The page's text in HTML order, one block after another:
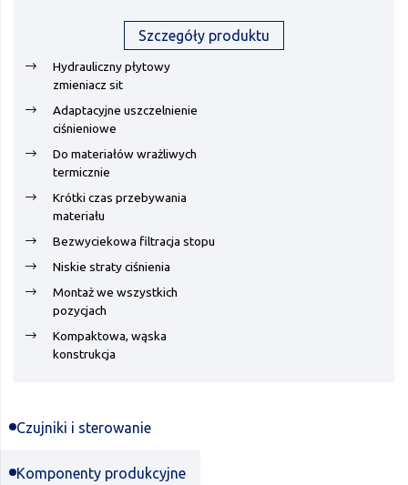
Szczegóły produktu
Hydrauliczny płytowy
zmieniacz sit
Adaptacyjne uszczelnienie
ciśnieniowe
Do materiałów wrażliwych
termicznie
Krótki czas przebywania
materiału
Bezwyciekowa filtracja stopu
Niskie straty ciśnienia
Montaż we wszystkich
pozycjach
Kompaktowa, wąska
konstrukcja
Czujniki i sterowanie
Komponenty produkcyjne